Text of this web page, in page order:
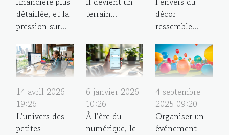
détaillée, et la
pression sur...
terrain...
décor
ressemble...
14 avril 2026
19:26
L’univers des
petites
6 janvier 2026
10:26
À l’ère du
numérique, le
4 septembre
2025 09:20
Organiser un
événement